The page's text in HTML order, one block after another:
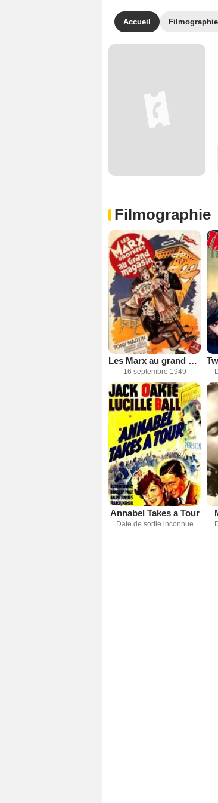
Accueil Filmographie
Filmographie
Les Marx au grand magasin
16 septembre 1949
Annabel Takes a Tour
Date de sortie inconnue